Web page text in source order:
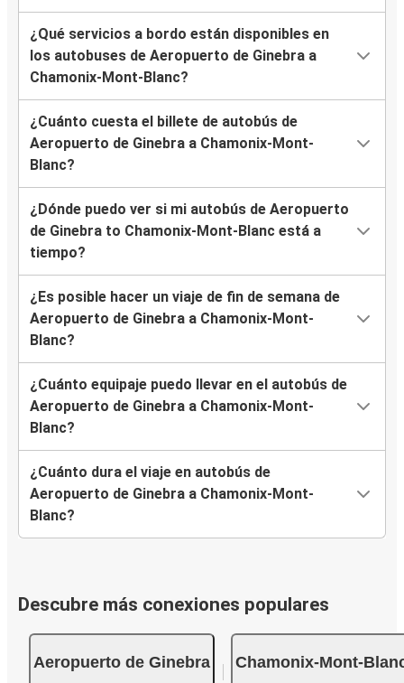
¿Qué servicios a bordo están disponibles en
los autobuses de Aeropuerto de Ginebra a
Chamonix-Mont-Blanc?
¿Cuánto cuesta el billete de autobús de
Aeropuerto de Ginebra a Chamonix-Mont-
Blanc?
¿Dónde puedo ver si mi autobús de Aeropuerto
de Ginebra to Chamonix-Mont-Blanc está a
tiempo?
¿Es posible hacer un viaje de fin de semana de
Aeropuerto de Ginebra a Chamonix-Mont-
Blanc?
¿Cuánto equipaje puedo llevar en el autobús de
Aeropuerto de Ginebra a Chamonix-Mont-
Blanc?
¿Cuánto dura el viaje en autobús de
Aeropuerto de Ginebra a Chamonix-Mont-
Blanc?
Descubre más conexiones populares
Aeropuerto de Ginebra Chamonix-Mont-